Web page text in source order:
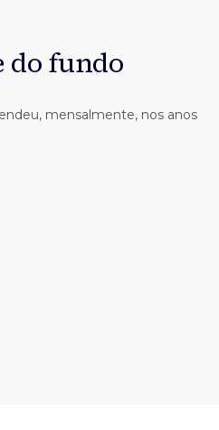
do fundo
mensalmente, nos anos